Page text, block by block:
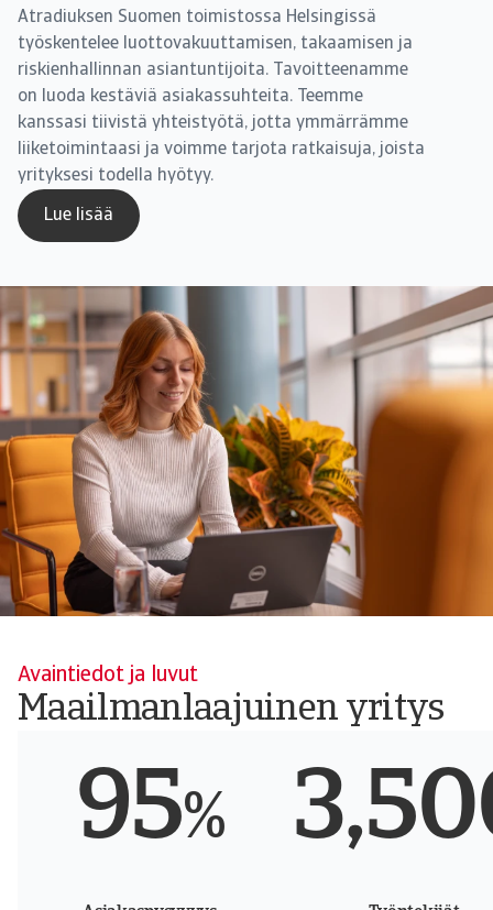
Atradiuksen Suomen toimistossa Helsingissä
työskentelee luottovakuuttamisen, takaamisen ja
riskienhallinnan asiantuntijoita. Tavoitteenamme
on luoda kestäviä asiakassuhteita. Teemme
kanssasi tiivistä yhteistyötä, jotta ymmärrämme
liiketoimintaasi ja voimme tarjota ratkaisuja, joista
yrityksesi todella hyötyy.
Lue lisää
Avaintiedot ja luvut
Maailmanlaajuinen yritys
95%